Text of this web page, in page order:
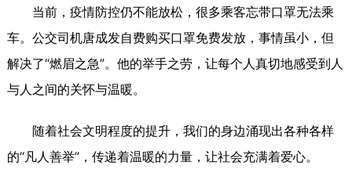
当前，疫情防控仍不能放松，很多乘客忘带口罩无法乘
车。公交司机唐成发自费购买口罩免费发放，事情虽小，但
解决了“燃眉之急”。他的举手之劳，让每个人真切地感受到人
与人之间的关怀与温暖。
随着社会文明程度的提升，我们的身边涌现出各种各样
的“凡人善举”，传递着温暖的力量，让社会充满着爱心。